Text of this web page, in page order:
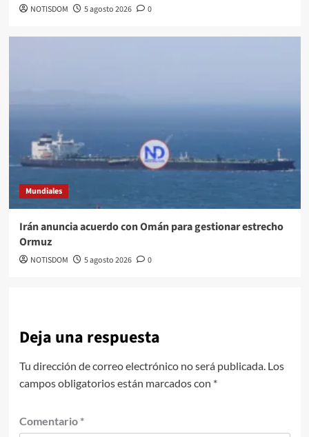
NOTISDOM 5 agosto 2026 0
Mundiales
Irán anuncia acuerdo con Omán para gestionar estrecho
Ormuz
NOTISDOM 5 agosto 2026 0
Deja una respuesta
Tu dirección de correo electrónico no será publicada. Los
campos obligatorios están marcados con *
Comentario *